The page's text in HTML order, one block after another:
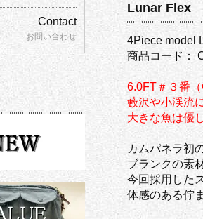
Lunar Flex
4Piece model
商品コード：
6.0FT＃３番
藪沢や小渓流
大きな魚は優
カムパネラ初
ブランクの素
今回採用した
体感のある佇
Contact
お問い合わせ